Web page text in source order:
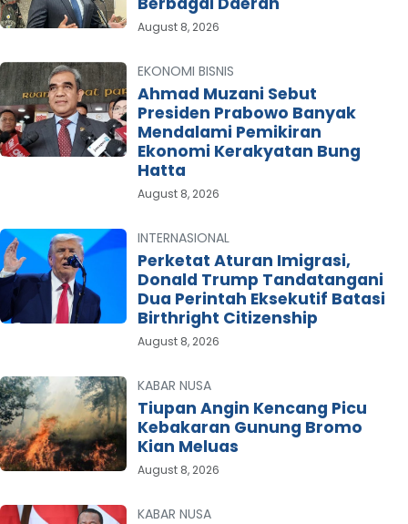
August 8, 2026
EKONOMI BISNIS
Ahmad Muzani Sebut
Presiden Prabowo Banyak
Mendalami Pemikiran
Ekonomi Kerakyatan Bung
Hatta
August 8, 2026
INTERNASIONAL
Perketat Aturan Imigrasi,
Donald Trump Tandatangani
Dua Perintah Eksekutif Batasi
Birthright Citizenship
August 8, 2026
KABAR NUSA
Tiupan Angin Kencang Picu
Kebakaran Gunung Bromo
Kian Meluas
August 8, 2026
KABAR NUSA